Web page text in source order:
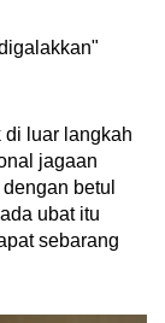
luar langkah
jagaan
betul
ubat itu
sebarang